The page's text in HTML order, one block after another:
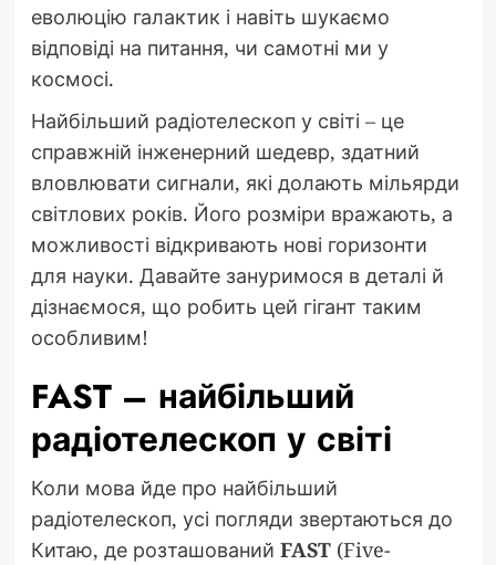
еволюцію галактик і навіть шукаємо
відповіді на питання, чи самотні ми у
космосі.
Найбільший радіотелескоп у світі – це
справжній інженерний шедевр, здатний
вловлювати сигнали, які долають мільярди
світлових років. Його розміри вражають, а
можливості відкривають нові горизонти
для науки. Давайте зануримося в деталі й
дізнаємося, що робить цей гігант таким
особливим!
FAST – найбільший
радіотелескоп у світі
Коли мова йде про найбільший
радіотелескоп, усі погляди звертаються до
Китаю, де розташований FAST(Five-